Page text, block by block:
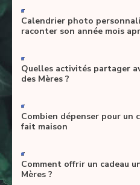
-
Calendrier photo
raconter son année mois
-
Quelles activités partager
des Mères ?
-
Combien dépenser pour un
fait maison
-
Comment offrir un cadeau
Mères ?